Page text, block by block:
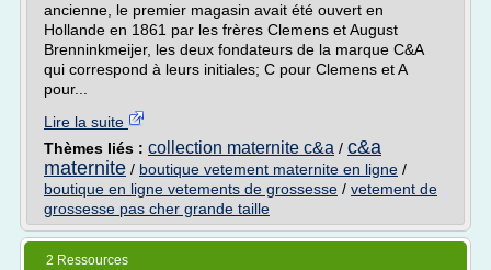
ancienne, le premier magasin avait été ouvert en
Hollande en 1861 par les frères Clemens et August
Brenninkmeijer, les deux fondateurs de la marque C&A
qui correspond à leurs initiales; C pour Clemens et A
pour...
Lire la suite
Thèmes liés : collection maternite c&a / c&a
maternite / boutique vetement maternite en ligne /
boutique en ligne vetements de grossesse / vetement de
grossesse pas cher grande taille
2 Ressources